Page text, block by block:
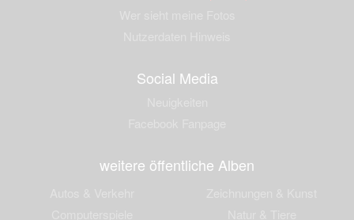
Social Media
weitere öffentliche Alben